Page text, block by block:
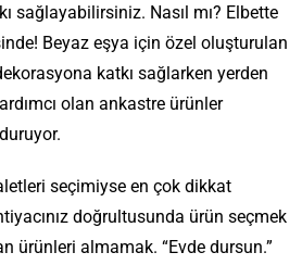
sağlayabilirsiniz. Nasıl mı? Elbette
Beyaz eşya için özel oluşturulan
katkı sağlarken yerden
olan ankastre ürünler
seçimiyse en çok dikkat
doğrultusunda ürün seçmek
ürünleri almamak. “Evde dursun.”